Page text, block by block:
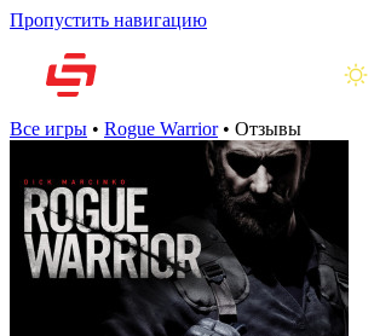
Пропустить навигацию
Все игры • Rogue Warrior• Отзывы